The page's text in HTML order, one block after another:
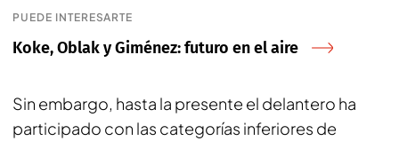
PUEDE INTERESARTE
Koke, Oblak y Giménez: futuro en el aire
Sin embargo, hasta la presente el delantero ha
participado con las categorías inferiores de